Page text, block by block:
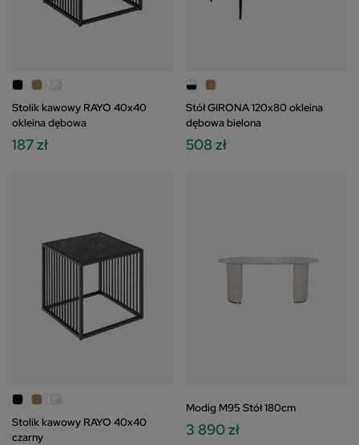
Stolik kawowy RAYO 40x40
okleina dębowa
187 zł
Stół GIRONA 120x80 okleina
dębowa bielona
508 zł
Stolik kawowy RAYO 40x40
czarny
Modig M95 Stół 180cm
3 890 zł